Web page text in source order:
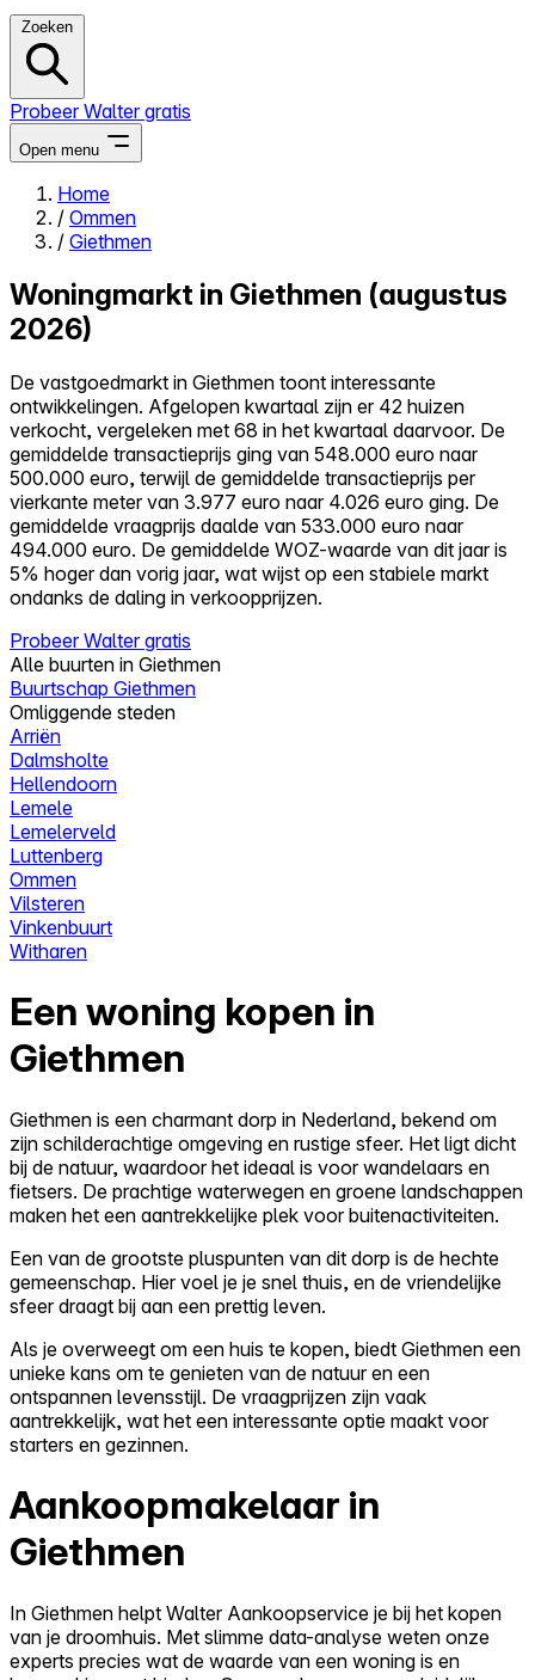
Zoeken
Probeer Walter gratis
Open menu
Close menu
Alles-in-één
Reviews
Prijzen
Log in
Probeer Walter gratis
Home
/ Ommen
/ Giethmen
Woningmarkt in Giethmen (augustus
2026)
De vastgoedmarkt in Giethmen toont interessante
ontwikkelingen. Afgelopen kwartaal zijn er 42 huizen
verkocht, vergeleken met 68 in het kwartaal daarvoor. De
gemiddelde transactieprijs ging van 548.000 euro naar
500.000 euro, terwijl de gemiddelde transactieprijs per
vierkante meter van 3.977 euro naar 4.026 euro ging. De
gemiddelde vraagprijs daalde van 533.000 euro naar
494.000 euro. De gemiddelde WOZ-waarde van dit jaar is
5% hoger dan vorig jaar, wat wijst op een stabiele markt
ondanks de daling in verkoopprijzen.
Probeer Walter gratis
Alle buurten in Giethmen
Buurtschap Giethmen
Omliggende steden
Arriën
Dalmsholte
Hellendoorn
Lemele
Lemelerveld
Luttenberg
Ommen
Vilsteren
Vinkenbuurt
Witharen
Een woning kopen in
Giethmen
Giethmen is een charmant dorp in Nederland, bekend om
zijn schilderachtige omgeving en rustige sfeer. Het ligt dicht
bij de natuur, waardoor het ideaal is voor wandelaars en
fietsers. De prachtige waterwegen en groene landschappen
maken het een aantrekkelijke plek voor buitenactiviteiten.
Een van de grootste pluspunten van dit dorp is de hechte
gemeenschap. Hier voel je je snel thuis, en de vriendelijke
sfeer draagt bij aan een prettig leven.
Als je overweegt om een huis te kopen, biedt Giethmen een
unieke kans om te genieten van de natuur en een
ontspannen levensstijl. De vraagprijzen zijn vaak
aantrekkelijk, wat het een interessante optie maakt voor
starters en gezinnen.
Aankoopmakelaar in
Giethmen
In Giethmen helpt Walter Aankoopservice je bij het kopen
van je droomhuis. Met slimme data-analyse weten onze
experts precies wat de waarde van een woning is en